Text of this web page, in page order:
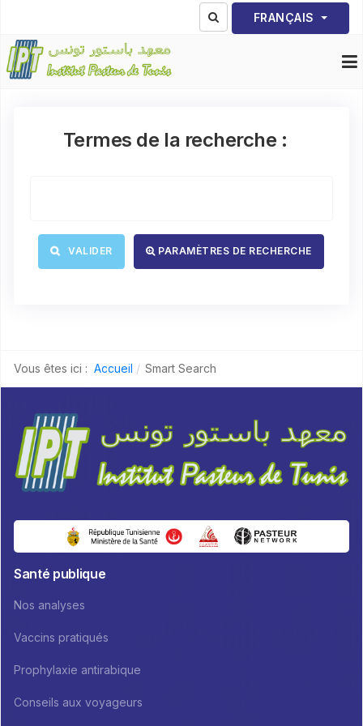
Sélectionnez votre
FRANÇAIS
Termes de la recherche :
VALIDER PARAMÈTRES DE RECHERCHE
Vous êtes ici : Accueil Smart Search
Santé publique
Nos analyses
Vaccins pratiqués
Prophylaxie antirabique
Conseils aux voyageurs